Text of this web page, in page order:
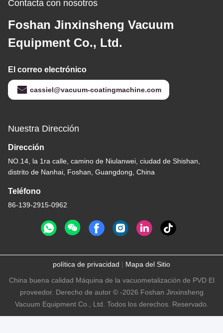
Contacta con nosotros
Foshan Jinxinsheng Vacuum
Equipment Co., Ltd.
El correo electrónico
cassiel@vacuum-coatingmachine.com
Nuestra Dirección
Dirección
NO.14, la 1ra calle, camino de Niulanwei, ciudad de Shishan,
distrito de Nanhai, Foshan, Guangdong, China
Teléfono
86-139-2915-0962
política de privacidad | Mapa del Sitio
China buena calidad Máquina de la vacuometalización de PVD El
proveedor. Derecho de autor © -2026 Foshan Jinxinsheng
Vacuum Equipment Co., Ltd. Todos los derechos. Reservado.